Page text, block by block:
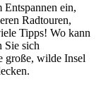
ein,
Radtouren,
Tipps! Wo kann
Sie sich
große, wilde Insel